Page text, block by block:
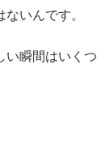
いんです。
い瞬間はいくつ